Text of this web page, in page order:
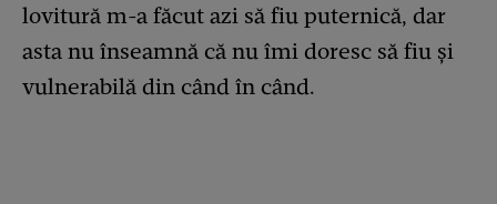
lovitură m-a făcut azi să fiu puternică, dar
asta nu înseamnă că nu îmi doresc să fiu și
vulnerabilă din când în când.